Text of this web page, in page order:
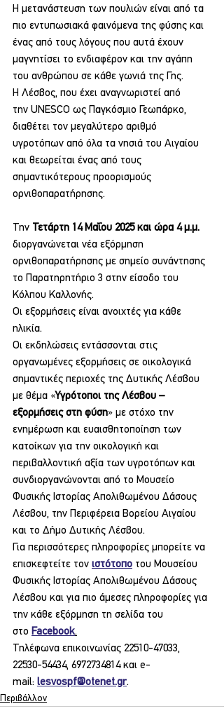
Η μετανάστευση των πουλιών είναι από τα
πιο εντυπωσιακά φαινόμενα της φύσης και
ένας από τους λόγους που αυτά έχουν
μαγνητίσει το ενδιαφέρον και την αγάπη
του ανθρώπου σε κάθε γωνιά της Γης.
Η Λέσβος, που έχει αναγνωριστεί από
την UNESCO ως Παγκόσμιο Γεωπάρκο,
διαθέτει τον μεγαλύτερο αριθμό
υγροτόπων από όλα τα νησιά του Αιγαίου
και θεωρείται ένας από τους
σημαντικότερους προορισμούς
ορνιθοπαρατήρησης.
Την Τετάρτη 14 Μαΐου 2025 και ώρα 4 μ.μ.
διοργανώνεται νέα εξόρμηση
ορνιθοπαρατήρησης με σημείο συνάντησης
το Παρατηρητήριο 3 στην είσοδο του
Κόλπου Καλλονής.
Οι εξορμήσεις είναι ανοιχτές για κάθε
ηλικία.
Οι εκδηλώσεις εντάσσονται στις
οργανωμένες εξορμήσεις σε οικολογικά
σημαντικές περιοχές της Δυτικής Λέσβου
με θέμα «Υγρότοποι της Λέσβου –
εξορμήσεις στη φύση» με στόχο την
ενημέρωση και ευαισθητοποίηση των
κατοίκων για την οικολογική και
περιβαλλοντική αξία των υγροτόπων και
συνδιοργανώνονται από το Μουσείο
Φυσικής Ιστορίας Απολιθωμένου Δάσους
Λέσβου, την Περιφέρεια Βορείου Αιγαίου
και το Δήμο Δυτικής Λέσβου.
Για περισσότερες πληροφορίες μπορείτε να
επισκεφτείτε τον ιστότοπο του Μουσείου
Φυσικής Ιστορίας Απολιθωμένου Δάσους
Λέσβου και για πιο άμεσες πληροφορίες για
την κάθε εξόρμηση τη σελίδα του
στο Facebook.
Τηλέφωνα επικοινωνίας 22510-47033,
22530-54434, 6972734814 και e-
mail: lesvospf@otenet.gr.
Περιβάλλον